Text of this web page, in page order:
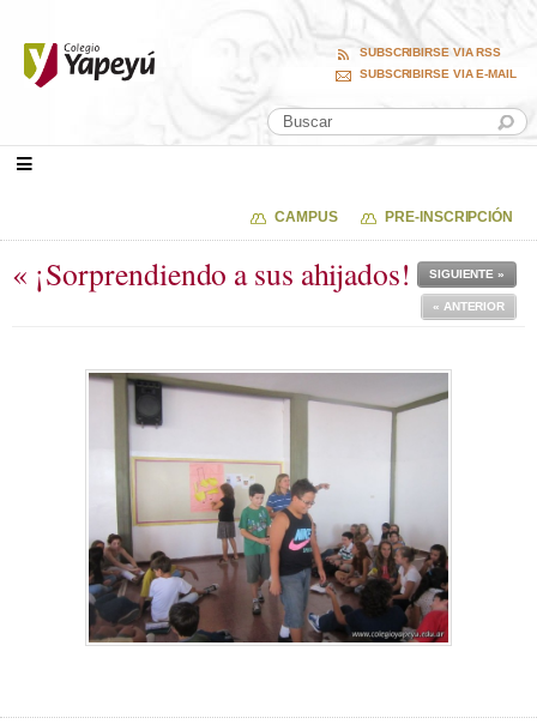
SUBSCRIBIRSE VIA RSS
SUBSCRIBIRSE VIA E-MAIL
CAMPUS PRE-INSCRIPCIÓN
« ¡Sorprendiendo a sus ahijados! SIGUIENTE »
« ANTERIOR